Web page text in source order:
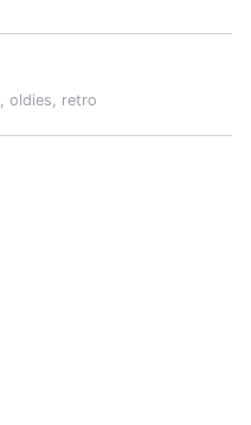
, oldies, retro